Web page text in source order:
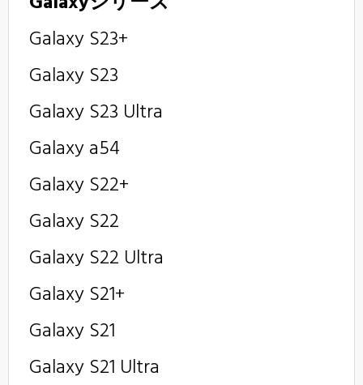
Galaxy S23+
Galaxy S23
Galaxy S23 Ultra
Galaxy a54
Galaxy S22+
Galaxy S22
Galaxy S22 Ultra
Galaxy S21+
Galaxy S21
Galaxy S21 Ultra